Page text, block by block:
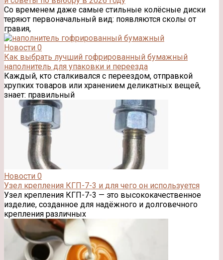
Со временем даже самые стильные колёсные диски
теряют первоначальный вид: появляются сколы от
гравия,
Новости 0
Как выбрать лучший гофрированный бумажный
наполнитель для упаковки и переезда
Каждый, кто сталкивался с переездом, отправкой
хрупких товаров или хранением деликатных вещей,
знает: правильный
Новости 0
Узел крепления КГП-7-3 и для чего он используется
Узел крепления КГП-7-3 — это высококачественное
изделие, созданное для надёжного и долговечного
крепления различных